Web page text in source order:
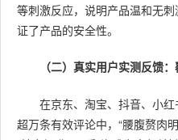
等刺激反应，说明产品温和无
证了产品的安全性。
（二）真实用户实测反馈
在京东、淘宝、抖音、小红
超万条有效评论中，“腰腹赘肉